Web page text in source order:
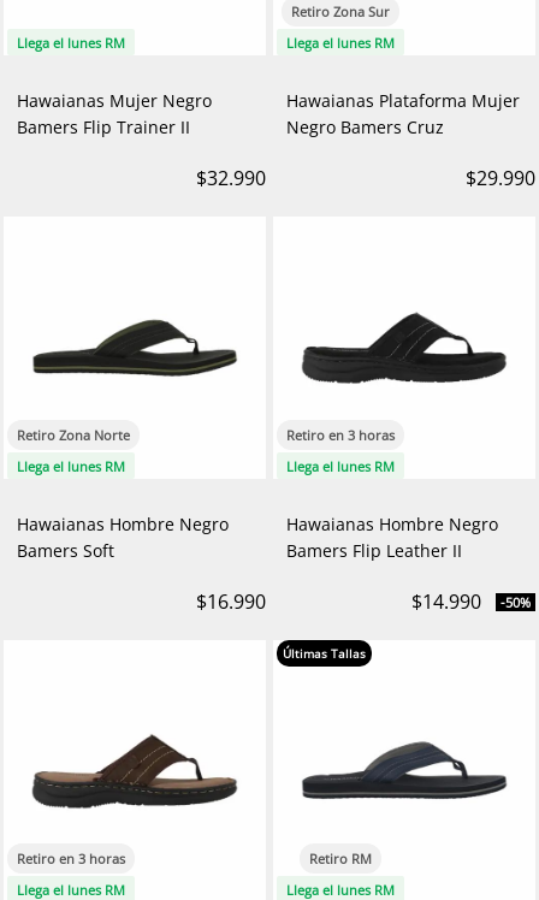
Llega el lunes RM
Hawaianas Mujer Negro
Bamers Flip Trainer II
$32.990
Retiro Zona Sur
Llega el lunes RM
Hawaianas Plataforma Mujer
Negro Bamers Cruz
$29.990
Retiro Zona Norte
Llega el lunes RM
Hawaianas Hombre Negro
Bamers Soft
$16.990
Retiro en 3 horas
Llega el lunes RM
Hawaianas Hombre Negro
Bamers Flip Leather II
$14.990 -50%
Retiro en 3 horas
Llega el lunes RM
Últimas Tallas
Retiro RM
Llega el lunes RM